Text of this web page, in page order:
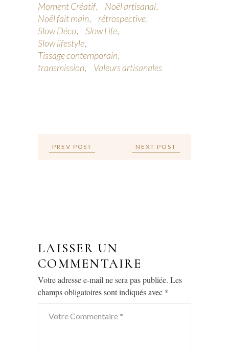
Moment Créatif
Noël artisanal
Noël fait main
rétrospective
Slow Déco
Slow Life
Slow lifestyle
Tissage contemporain
transmission
Valeurs artisanales
PREV POST NEXT POST
LAISSER UN
COMMENTAIRE
Votre adresse e-mail ne sera pas publiée. Les
champs obligatoires sont indiqués avec *